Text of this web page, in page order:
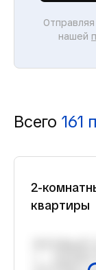
нашей
Всего 161
2-
квартиры